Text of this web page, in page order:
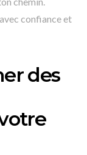
confiance et
des